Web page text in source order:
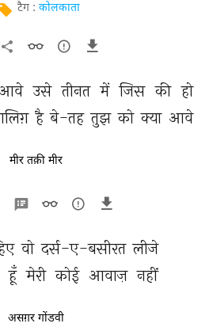
टैग : कोलकाता
आवे उसे तीनत में जिस की हो
है बे-तह तुझ को क्या आवे
मीर तक़ी मीर
वो दर्स-ए-बसीरत लीजे
हूँ मेरी कोई आवाज़ नहीं
असग़र गोंडवी